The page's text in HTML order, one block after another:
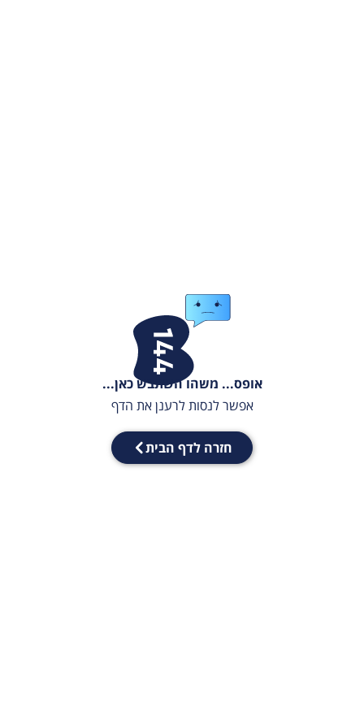
אופס... משהו השתבש כאן...
אפשר לנסות לרענן את הדף
חזרה לדף הבית